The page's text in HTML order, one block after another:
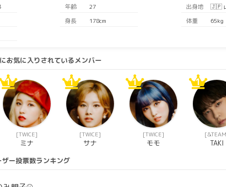
年齢 27 出身地
🇯🇵
身長 178cm 体重
65kg
お気に入りされているメンバー
1
[TWICE]
ミナ
1
[TWICE]
サナ
1
[TWICE]
モモ
1
TAKI
ー投票数ランキング